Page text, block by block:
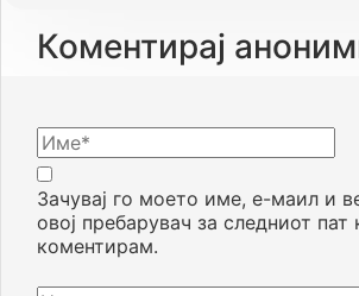
Коментирај
Зачувај го моето име, е-маил и
овој пребарувач за следниот пат
коментирам.